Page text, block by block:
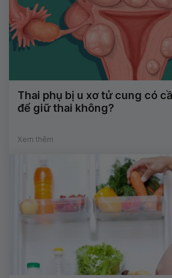
Thai phụ bị u xơ tử cung có
để giữ thai không?
Xem thêm